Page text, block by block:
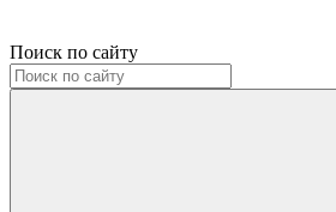
Поиск по сайту